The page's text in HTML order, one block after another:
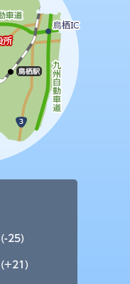
(-25)
(+21)